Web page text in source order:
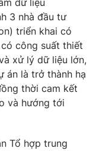
Việt
bằng AI
dữ liệu
3 nhà đầu tư
triển khai có
công suất thiết
xử lý dữ liệu lớn,
án là trở thành hạ
thời cam kết
và hướng tới
Tổ hợp trung